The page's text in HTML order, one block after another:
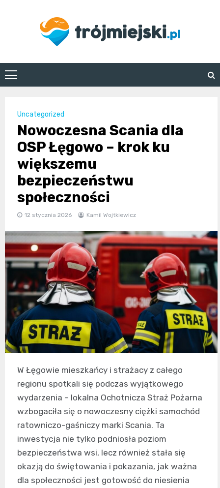
trojmiejski.pl
Uncategorized
Nowoczesna Scania dla
OSP Łęgowo – krok ku
większemu
bezpieczeństwu
społeczności
12 stycznia 2026 Kamil Wojtkiewicz
W Łęgowie mieszkańcy i strażacy z całego
regionu spotkali się podczas wyjątkowego
wydarzenia – lokalna Ochotnicza Straż Pożarna
wzbogaciła się o nowoczesny ciężki samochód
ratowniczo-gaśniczy marki Scania. Ta
inwestycja nie tylko podniosła poziom
bezpieczeństwa wsi, lecz również stała się
okazją do świętowania i pokazania, jak ważna
dla społeczności jest gotowość do niesienia